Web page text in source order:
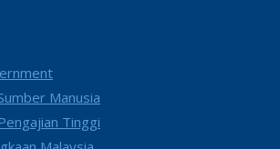
Manusia
Tinggi